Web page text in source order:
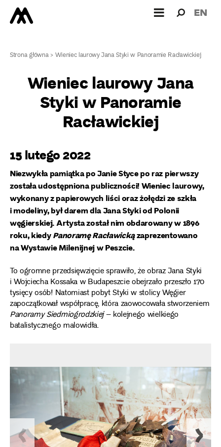
dla: EN
Strona główna>Wieniec laurowy Jana Styki w Panoramie Racławickiej
Wieniec laurowy Jana
Styki w Panoramie
Racławickiej
15 lutego 2022
Niezwykła pamiątka po Janie Styce po raz pierwszy
została udostępniona publiczności! Wieniec laurowy,
wykonany z papierowych liści oraz żołędzi ze szkła
i modeliny, był darem dla Jana Styki od Polonii
węgierskiej. Artysta został nim obdarowany w 1896
roku, kiedyPanoramę Racławickązaprezentowano
na Wystawie Milenijnej w Peszcie.
To ogromne przedsięwzięcie sprawiło, że obraz Jana Styki
i Wojciecha Kossaka w Budapeszcie obejrzało przeszło 170
tysięcy osób! Natomiast pobyt Styki w stolicy Węgier
zapoczątkował współpracę, która zaowocowała stworzeniem
Panoramy Siedmiogrodzkiej– kolejnego wielkiego
batalistycznego malowidła.